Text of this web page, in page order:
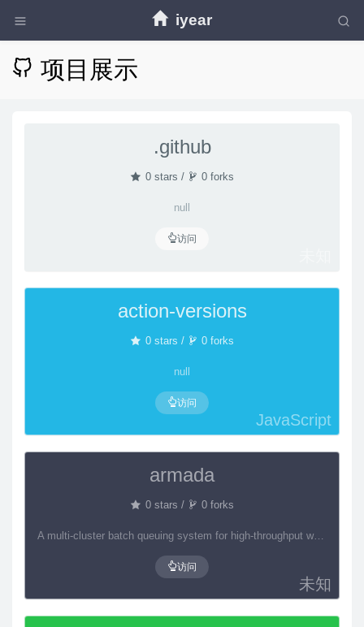
iyear
项目展示
.github
0 stars / 0 forks
null
访问
JavaScript
action-versions
0 stars / 0 forks
null
访问
未知
armada
0 stars / 0 forks
A multi-cluster batch queuing system for high-throughput workloads on Kubernetes.
访问